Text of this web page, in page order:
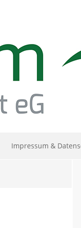
Impressum &